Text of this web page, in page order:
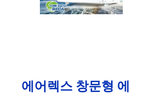
에어렉스 창문형 에